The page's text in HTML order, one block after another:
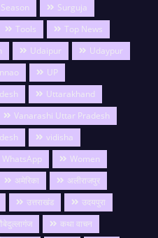
Surguja
Tools
Top News
Udaipur
Udaypur
UP
Uttarakhand
Vanarashi Uttar Pradesh
vidisha
WhatsApp
Women
अमेरिका
अलीराजपुर
उत्तराखंड
उदयपुरा
कथा वाचन